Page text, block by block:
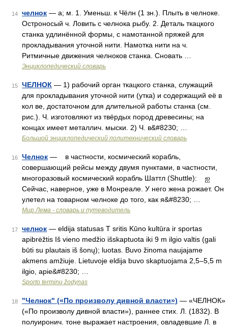
14 челнок — а; м. 1. Уменьш. к Чёлн (1 зн.). Плыть в челноке.
Остроносый ч. Ловить с челнока рыбу. 2. Деталь ткацкого
станка удлинённой формы, с намотанной пряжей для
прокладывания уточной нити. Намотка нити на ч.
Ритмичные движения челноков станка. Сновать …
Энциклопедический словарь
15 ЧЕЛНОК — 1) рабочий орган ткацкого станка, служащий
для прокладывания уточной нити (утка) и содержащий её в
кол ве, достаточном для длительной работы станка (см.
рис.). Ч. изготовляют из твёрдых пород древесины; на
концах имеет металлич. мыски. 2) Ч. в&#8230; …
Большой энциклопедический политехнический словарь
16 Челнок — в частности, космический корабль,
совершающий рейсы между двумя пунктами, в частности,
многоразовый космический корабль Шаттл (Shuttle): ஐ
Сейчас, наверное, уже в Монреале. У него жена рожает. Он
улетел на товарном челноке до того, как я&#8230; …
Мир Лема - словарь и путеводитель
17 челнок — eldija statusas T sritis Kūno kultūra ir sportas
apibrėžtis Iš vieno medžio išskaptuota iki 9 m ilgio valtis (gali
būti su plautais iš šonų); luotas. Buvo žinoma naujajame
akmens amžiuje. Lietuvoje eldija buvo skaptuojama 2,5–5,5 m
ilgio, apie&#8230; …
Sporto terminų žodynas
18 "Челнок" («По произволу дивной власти») — «ЧЕЛНОК»
(«По произволу дивной власти»), раннее стих. Л. (1832). В
полуиронич. тоне выражает настроения, овладевшие Л. в